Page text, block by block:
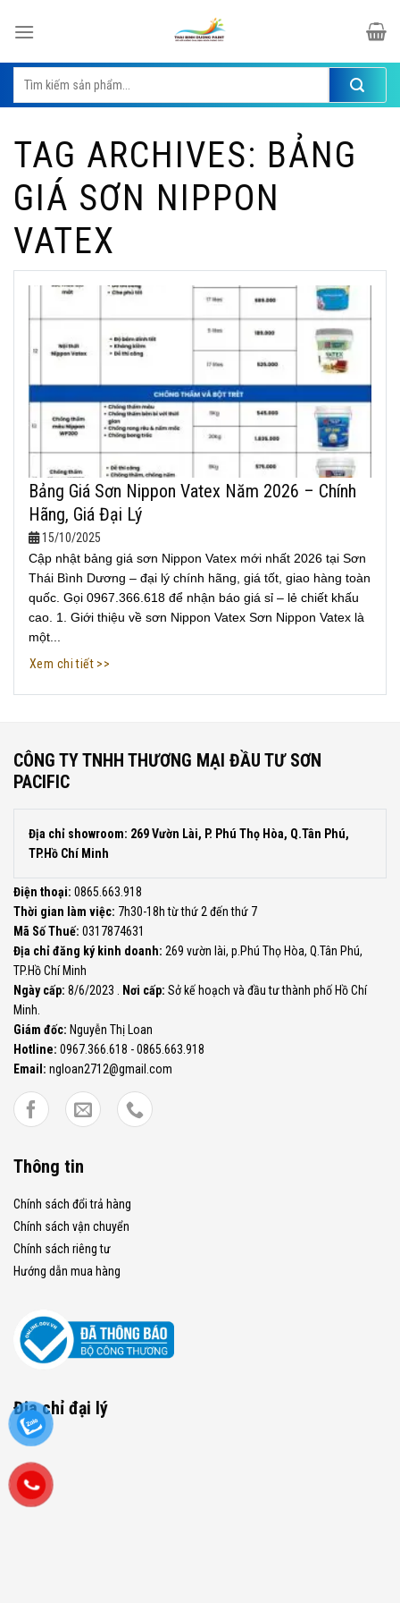
Tìm
kiếm:
TAG ARCHIVES: BẢNG
GIÁ SƠN NIPPON
VATEX
Bảng Giá Sơn Nippon Vatex Năm 2026 – Chính
Hãng, Giá Đại Lý
15/10/2025
Cập nhật bảng giá sơn Nippon Vatex mới nhất 2026 tại Sơn
Thái Bình Dương – đại lý chính hãng, giá tốt, giao hàng toàn
quốc. Gọi 0967.366.618 để nhận báo giá sỉ – lẻ chiết khấu
cao. 1. Giới thiệu về sơn Nippon Vatex Sơn Nippon Vatex là
một...
Xem chi tiết >>
CÔNG TY TNHH THƯƠNG MẠI ĐẦU TƯ SƠN
PACIFIC
Địa chỉ showroom: 269 Vườn Lài, P. Phú Thọ Hòa, Q.Tân Phú,
TP.Hồ Chí Minh
Điện thoại: 0865.663.918
Thời gian làm việc: 7h30-18h từ thứ 2 đến thứ 7
Mã Số Thuế: 0317874631
Địa chỉ đăng ký kinh doanh: 269 vườn lài, p.Phú Thọ Hòa, Q.Tân Phú,
TP.Hồ Chí Minh
Ngày cấp: 8/6/2023 . Nơi cấp: Sở kế hoạch và đầu tư thành phố Hồ Chí
Minh.
Giám đốc: Nguyễn Thị Loan
Hotline: 0967.366.618 - 0865.663.918
Email: ngloan2712@gmail.com
Thông tin
Chính sách đổi trả hàng
Chính sách vận chuyển
Chính sách riêng tư
Hướng dẫn mua hàng
Địa chỉ đại lý